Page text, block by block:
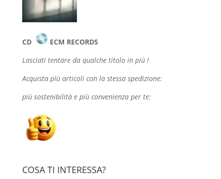
CD
ECM RECORDS
Lasciati tentare da qualche titolo in più !
Acquista più articoli con la stessa spedizione:
più sostenibilità e più convenienza per te:
COSA TI INTERESSA?